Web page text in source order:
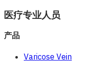
医疗专业人员
产品
Varicose Vein